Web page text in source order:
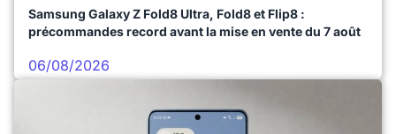
Samsung Galaxy Z Fold8 Ultra, Fold8 et Flip8 :
précommandes record avant la mise en vente du 7 août
06/08/2026